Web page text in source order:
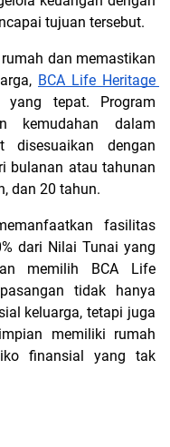
tujuan tersebut.
dan memastikan
BCA Life Heritage
tepat. Program
kemudahan dalam
disesuaikan dengan
bulanan atau tahunan
dan 20 tahun.
fasilitas
dari Nilai Tunai yang
memilih BCA Life
tidak hanya
keluarga, tetapi juga
memiliki rumah
finansial yang tak